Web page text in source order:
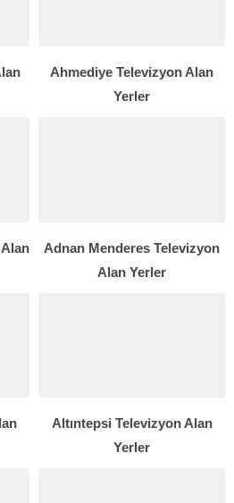
Ahmediye Televizyon Alan
Yerler
Adnan Menderes Televizyon
Alan Yerler
Altıntepsi Televizyon Alan
Yerler